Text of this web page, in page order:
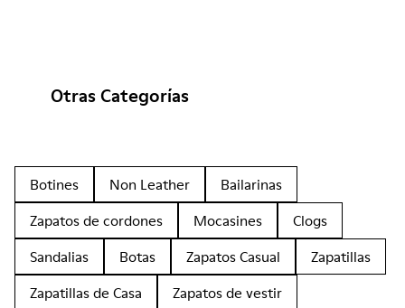
Otras Categorías
Botines Non Leather
Bailarinas
Zapatos de cordones
Mocasines
Clogs
Sandalias
Botas Zapatos Casual
Zapatillas
Zapatillas de Casa
Zapatos de vestir